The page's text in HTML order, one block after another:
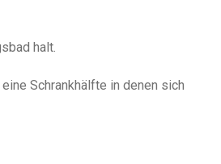
halt.
Schrankhälfte in denen sich